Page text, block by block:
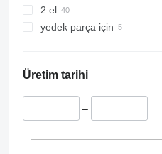
2.el
yedek parça için
Üretim tarihi
–